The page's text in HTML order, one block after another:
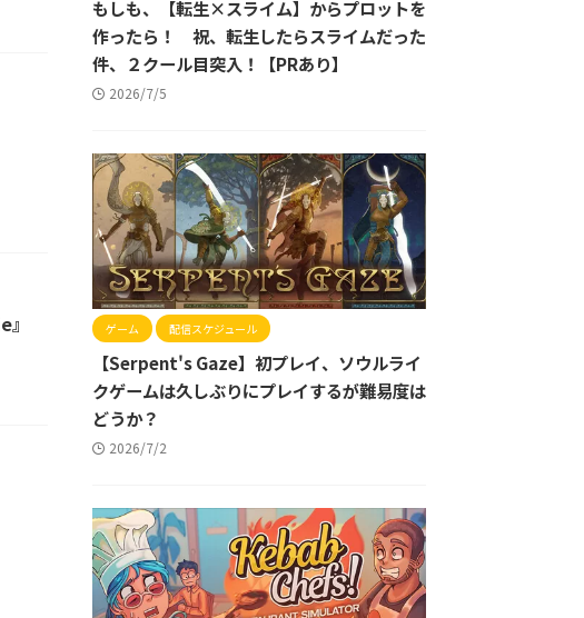
もしも、【転生×スライム】からプロットを
作ったら！ 祝、転生したらスライムだった
件、２クール目突入！【PRあり】
2026/7/5
ゲーム 配信スケジュール
【Serpent's Gaze】初プレイ、ソウルライ
クゲームは久しぶりにプレイするが難易度は
どうか？
2026/7/2